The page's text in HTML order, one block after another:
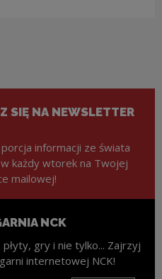
SIĘ NA NEWSLETTER
porcja informacji ze świata
każdy wtorek na Twojej
mailowej!
NCK
płyty, gry i nie tylko... Zajrzyj
internetowej NCK!